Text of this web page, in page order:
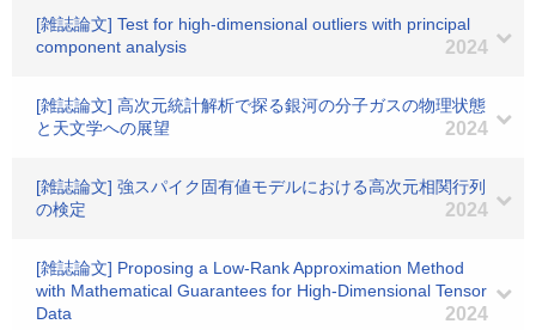
[雑誌論文] Test for high-dimensional outliers with principal
component analysis
2024
[雑誌論文] 高次元統計解析で探る銀河の分子ガスの物理状態
と天文学への展望
2024
[雑誌論文] 強スパイク固有値モデルにおける高次元相関行列
の検定
2024
[雑誌論文] Proposing a Low-Rank Approximation Method
with Mathematical Guarantees for High-Dimensional Tensor
Data
2024